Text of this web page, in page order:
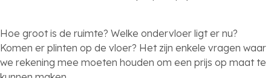
Hoe groot is de ruimte? Welke ondervloer ligt er nu?
Komen er plinten op de vloer? Het zijn enkele vragen waar
we rekening mee moeten houden om een prijs op maat te